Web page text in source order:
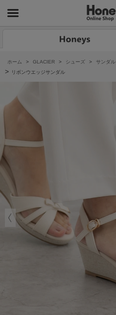
ホーム > GLACIER > シューズ > サンダル
> リボンウエッジサンダル